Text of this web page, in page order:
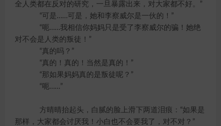
全人类都在反对的研究，一旦暴露出来，对大家都不好。”
“可是……可是，她和李察威尔是一伙的！”
“呃……我相信你妈妈只是受了李察威尔的骗！她绝
对不会是人类的叛徒！”
“真的吗？”
“真的！真的！当然是真的！”
“那如果妈妈真的是叛徒呢？”
“呃……”
方晴晴抬起头，白腻的脸上滑下两道泪痕：“如果是
那样，大家都会讨厌我！小白也不会要我了，对不对？”